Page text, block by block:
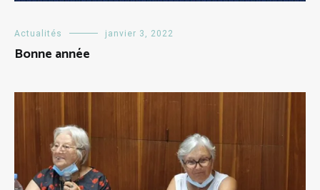
Actualités janvier 3, 2022
Bonne année